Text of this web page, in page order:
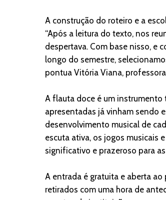
A construção do roteiro e a
“Após a leitura do texto, nos
despertava. Com base nisso, e
longo do semestre,
pontua Vitória Viana,
A flauta doce é um instrumento
apresentadas já vinham sendo
desenvolvimento musical de
escuta ativa, os jogos musicais
significativo e prazeroso para
A entrada é gratuita e aberta
retirados com uma hora de